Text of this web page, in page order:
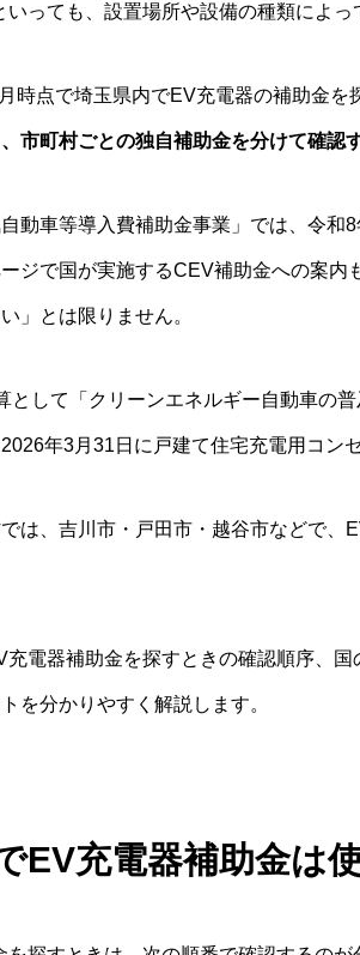
っても、設置場所や設備の種類によっ
時点で埼玉県内でEV充電器の補助金を
市町村ごとの独自補助金を分けて確認
動車等導入費補助金事業」では、令和
ジで国が実施するCEV補助金への案内
」とは限りません。
として「クリーンエネルギー自動車の
年3月31日に戸建て住宅充電用コン
は、吉川市・戸田市・越谷市などで、
電器補助金を探すときの確認順序、
を分かりやすく解説します。
EV充電器補助金は